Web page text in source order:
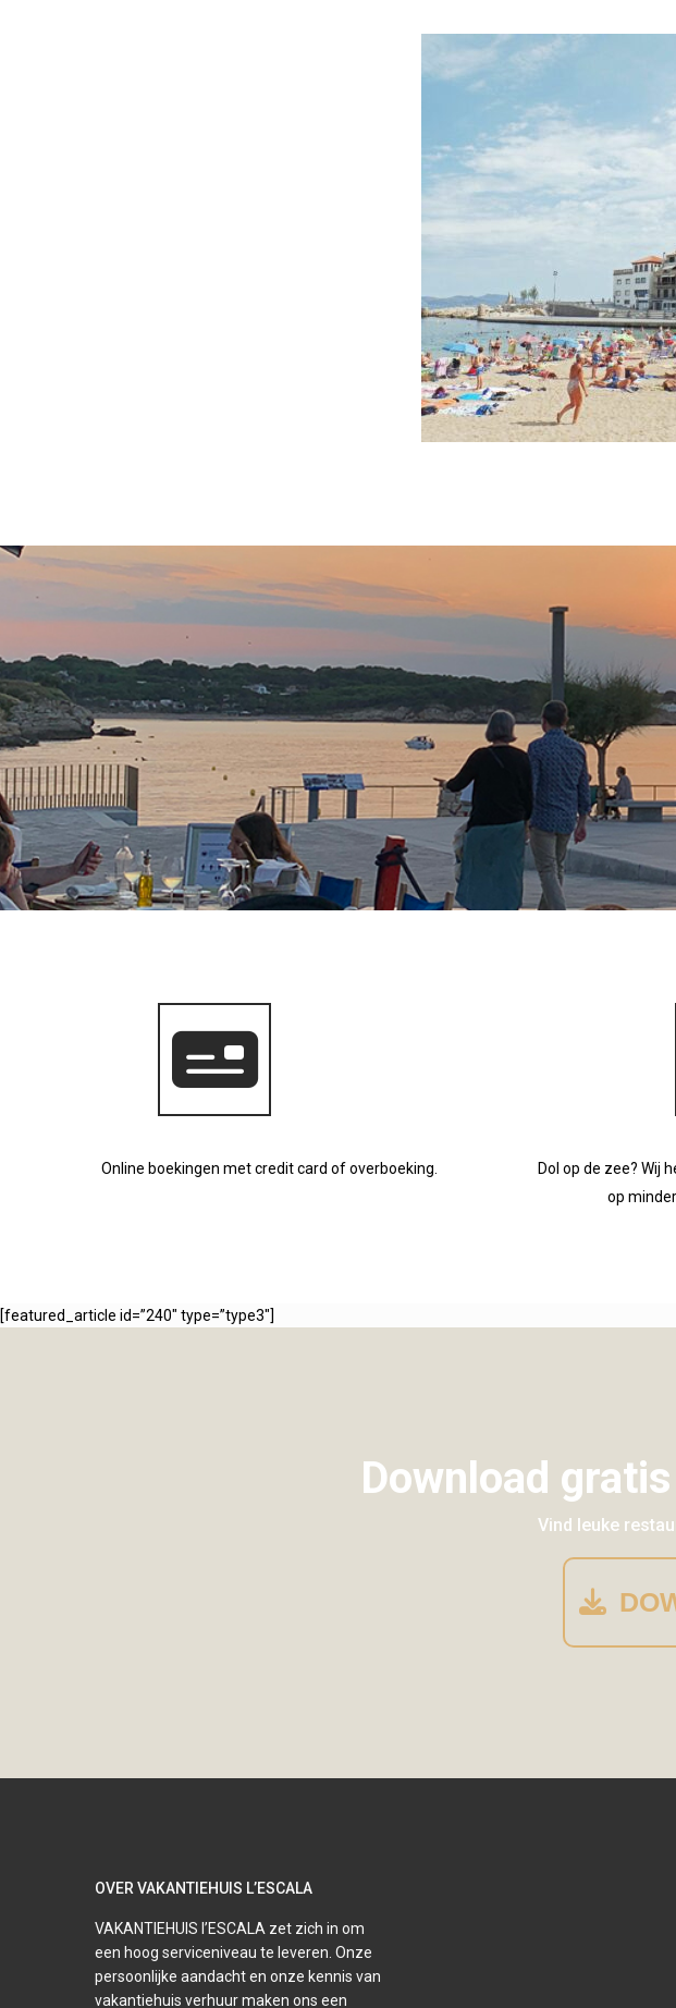
Online boekingen met credit card of overboeking.
Dol op de zee? Wij
op
[featured_article id=”240″ type=”type3″]
Download
Vind leuke
OVER VAKANTIEHUIS L’ESCALA
VAKANTIEHUIS l’ESCALA zet zich in om
een hoog serviceniveau te leveren. Onze
persoonlijke aandacht en onze kennis van
vakantiehuis verhuur maken ons een